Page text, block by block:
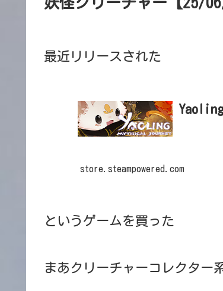
最近リリースされた
store.steampowered.com
というゲームを買った
まあクリーチャーコレクター